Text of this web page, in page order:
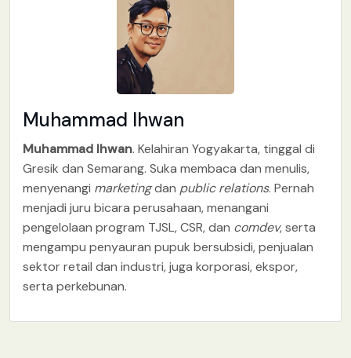
Muhammad Ihwan
Muhammad Ihwan. Kelahiran Yogyakarta, tinggal di
Gresik dan Semarang. Suka membaca dan menulis,
menyenangi marketingdan public relations. Pernah
menjadi juru bicara perusahaan, menangani
pengelolaan program TJSL, CSR, dan comdev, serta
mengampu penyauran pupuk bersubsidi, penjualan
sektor retail dan industri, juga korporasi, ekspor,
serta perkebunan.